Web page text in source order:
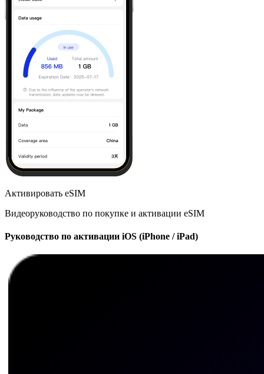
Активировать eSIM
Видеоруководство по покупке и активации eSIM
Руководство по активации iOS (iPhone / iPad)